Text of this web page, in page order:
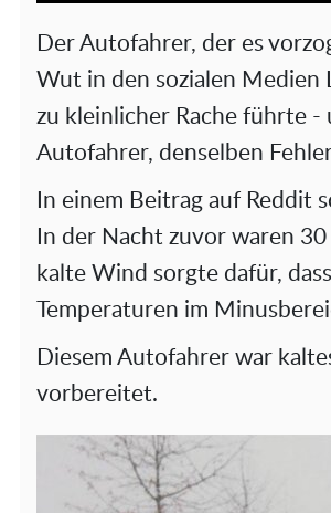
Der Autofahrer, der es
Wut in den sozialen Medien
zu kleinlicher Rache führte -
Autofahrer, denselben
In einem Beitrag auf Reddit
In der Nacht zuvor waren
kalte Wind sorgte dafür,
Temperaturen im
Diesem Autofahrer war
vorbereitet.